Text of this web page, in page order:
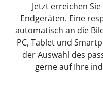
Jetzt erreichen
Endgeräten. Eine
automatisch an die
PC, Tablet und
der Auswahl des
gerne auf Ihre